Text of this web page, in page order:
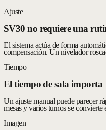
Ajuste
SV30 no requiere una
El sistema actúa de forma
compensación. Un nivelador
Tiempo
El tiempo de sala importa
Un ajuste manual puede parecer
mesas y varios turnos se
Imagen